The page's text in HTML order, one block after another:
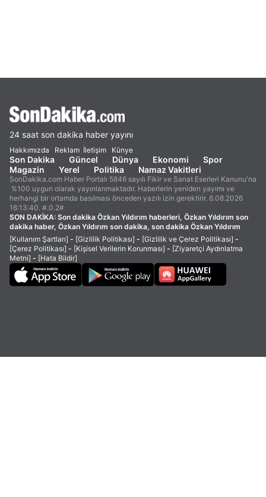
24 saat son dakika haber yayını
Hakkımızda Reklam İletişim Künye
Son Dakika Güncel Dünya Ekonomi
Spor
Magazin
Yerel Politika Namaz Vakitleri
SonDakika.com Haber Portalı 5846 sayılı Fikir ve Sanat Eserleri Kanunu'na
%100 uygun olarak yayınlanmaktadır. Haberlerin yeniden yayımı ve
herhangi bir ortamda basılması önceden yazılı izin gerektirir. 6.08.2026
16:13:40. #.0.2#
SON DAKİKA: Son dakika Özkan Yıldırım haberleri, Özkan Yıldırım son
dakika haber, Özkan Yıldırım son dakika, son dakika Özkan Yıldırım
[Kullanım Şartları] - [Gizlilik Politikası] - [Gizlilik ve Çerez Politikası] -
[Çerez Politikası] - [Kişisel Verilerin Korunması] - [Ziyaretçi Aydınlatma
Metni] - [Hata Bildir]